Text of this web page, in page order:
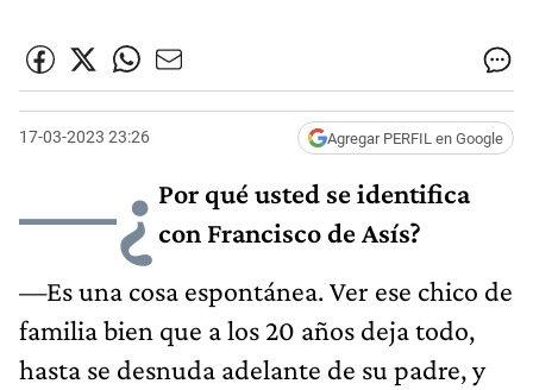
17-03-2023 23:26 Agregar PERFIL en Google
—¿ Por qué usted se identifica
con Francisco de Asís?
—Es una cosa espontánea. Ver ese chico de
familia bien que a los 20 años deja todo,
hasta se desnuda adelante de su padre, y